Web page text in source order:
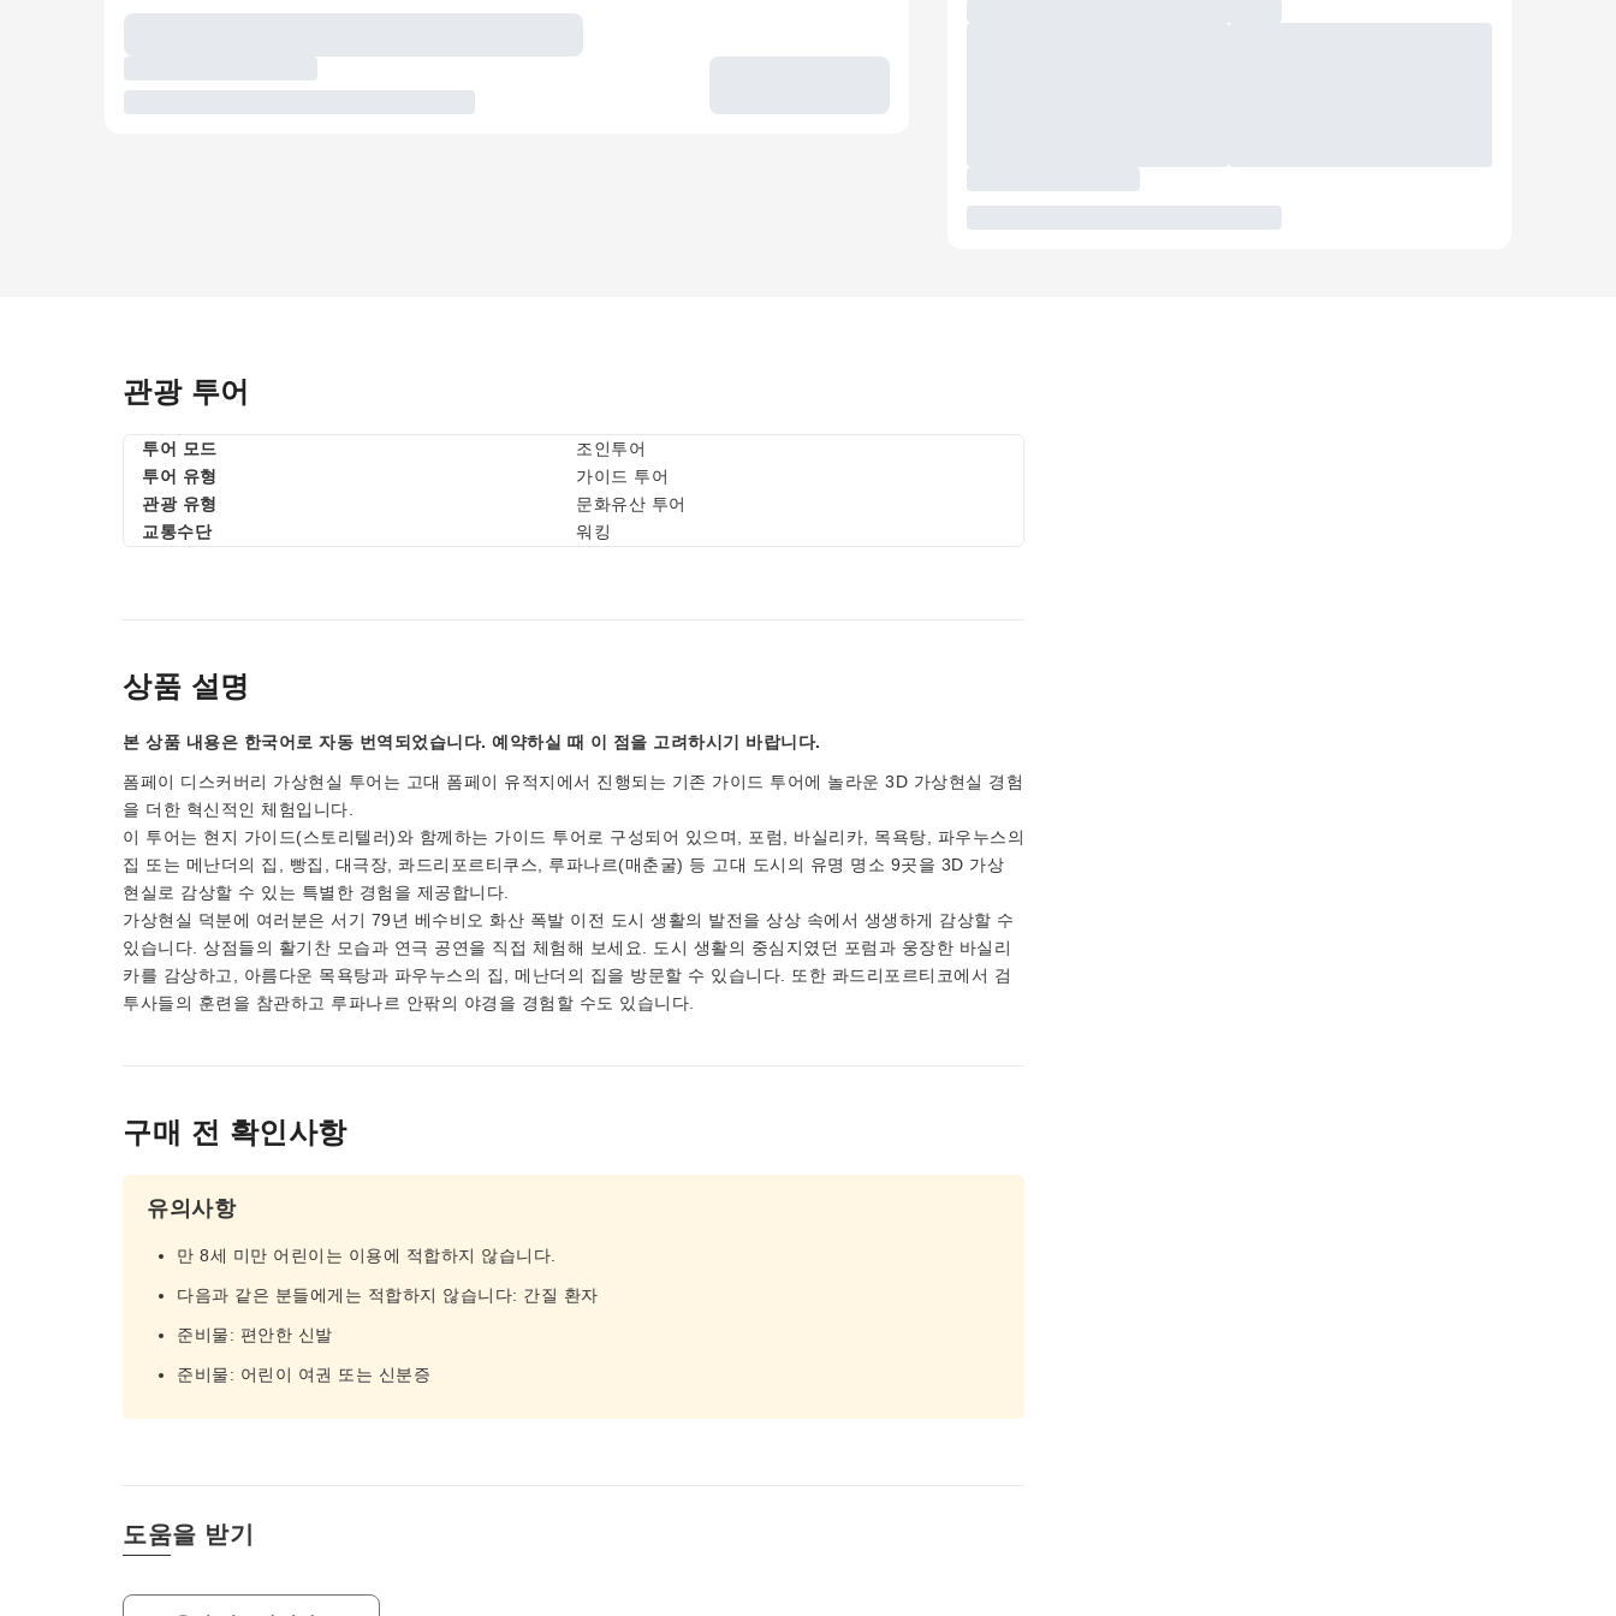
관광 투어
투어 모드
조인투어
투어 유형
가이드 투어
관광 유형
문화유산 투어
교통수단
워킹
상품 설명
본 상품 내용은 한국어로 자동 번역되었습니다. 예약하실 때 이 점을 고려하시기 바랍니다.
폼페이 디스커버리 가상현실 투어는 고대 폼페이 유적지에서 진행되는 기존 가이드 투어에 놀라운 3D 가상현실 경험
을 더한 혁신적인 체험입니다.
이 투어는 현지 가이드(스토리텔러)와 함께하는 가이드 투어로 구성되어 있으며, 포럼, 바실리카, 목욕탕, 파우누스의
집 또는 메난더의 집, 빵집, 대극장, 콰드리포르티쿠스, 루파나르(매춘굴) 등 고대 도시의 유명 명소 9곳을 3D 가상
현실로 감상할 수 있는 특별한 경험을 제공합니다.
가상현실 덕분에 여러분은 서기 79년 베수비오 화산 폭발 이전 도시 생활의 발전을 상상 속에서 생생하게 감상할 수
있습니다. 상점들의 활기찬 모습과 연극 공연을 직접 체험해 보세요. 도시 생활의 중심지였던 포럼과 웅장한 바실리
카를 감상하고, 아름다운 목욕탕과 파우누스의 집, 메난더의 집을 방문할 수 있습니다. 또한 콰드리포르티코에서 검
투사들의 훈련을 참관하고 루파나르 안팎의 야경을 경험할 수도 있습니다.
구매 전 확인사항
유의사항
만 8세 미만 어린이는 이용에 적합하지 않습니다.
다음과 같은 분들에게는 적합하지 않습니다: 간질 환자
준비물: 편안한 신발
준비물: 어린이 여권 또는 신분증
도움을 받기